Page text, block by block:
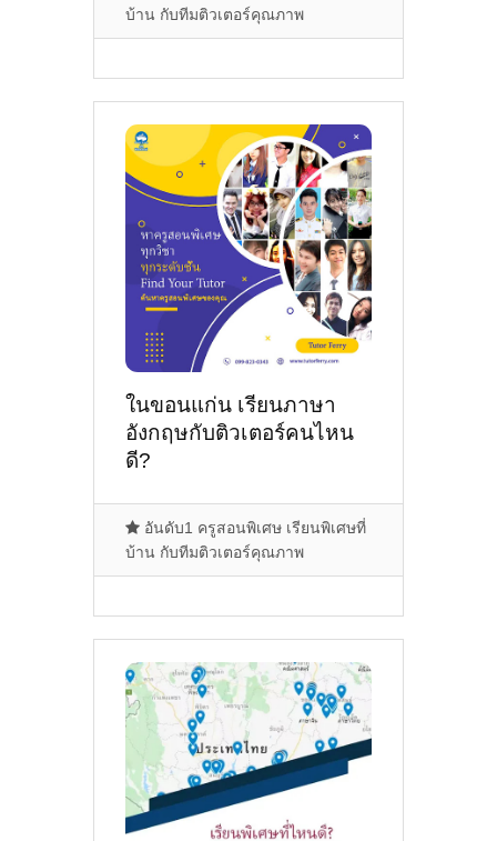
บ้าน กับทีมติวเตอร์คุณภาพ
ในขอนแก่น เรียนภาษา
อังกฤษกับติวเตอร์คนไหน
ดี?
อันดับ1 ครูสอนพิเศษ เรียนพิเศษที่
บ้าน กับทีมติวเตอร์คุณภาพ